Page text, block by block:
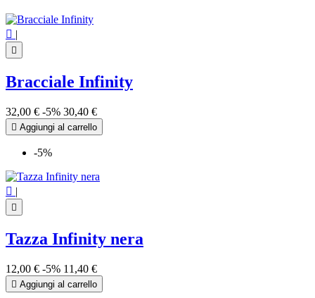
 |

Bracciale Infinity
32,00 € -5% 30,40 €
 Aggiungi al carrello
-5%
 |

Tazza Infinity nera
12,00 € -5% 11,40 €
 Aggiungi al carrello